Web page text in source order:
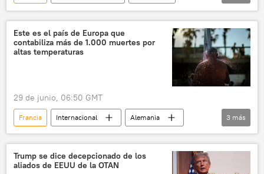
Reino Unido
OTAN
PIB
Defensa
🌍 Europa
🛡️ Fuerzas Armadas
Este es el país de Europa que
contabiliza más de 1.000 muertes por
altas temperaturas
29 de junio, 06:50 GMT
Francia Internacional
Alemania
🌍 Europa
medioambiente
sociedad
3 más
Trump se dice decepcionado de los
aliados de EEUU de la OTAN